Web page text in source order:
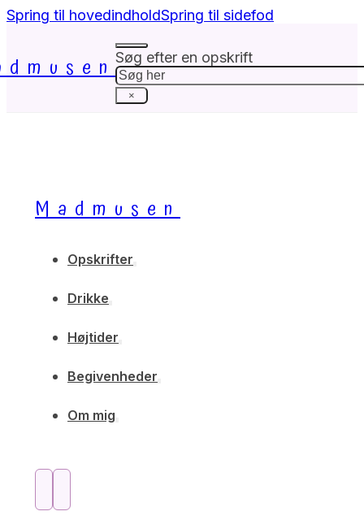
Spring til hovedindholdSpring til sidefod
Søg efter en opskrift
Søg
×
Madmusen
Opskrifter
Drikke
Højtider
Begivenheder
Om mig